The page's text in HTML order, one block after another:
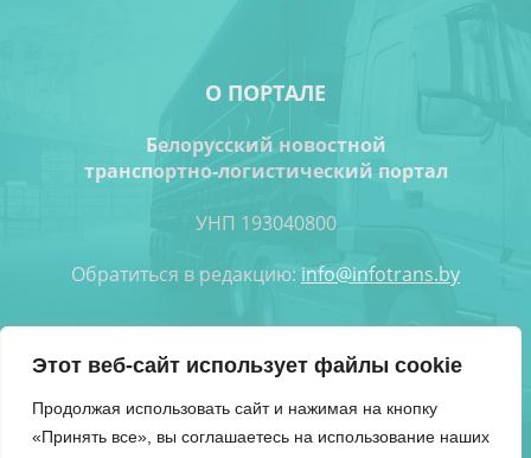
Этот веб-сайт использует файлы cookie
Продолжая использовать сайт и нажимая на кнопку
«Принять все», вы соглашаетесь на использование наших
О ПОРТАЛЕ
Белорусский новостной
транспортно-логистический портал
УНП 193040800
Обратиться в редакцию: info@infotrans.bу
Следуйте за нами